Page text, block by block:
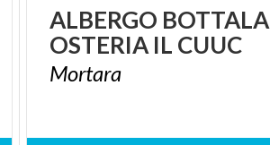
ALBERGO BOTTALA
OSTERIA IL CUUC
Mortara